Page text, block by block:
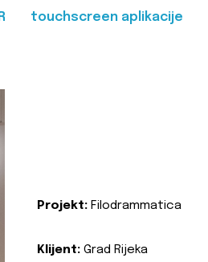
touchscreen aplikacije
Projekt: Filodrammatica
Klijent: Grad Rijeka